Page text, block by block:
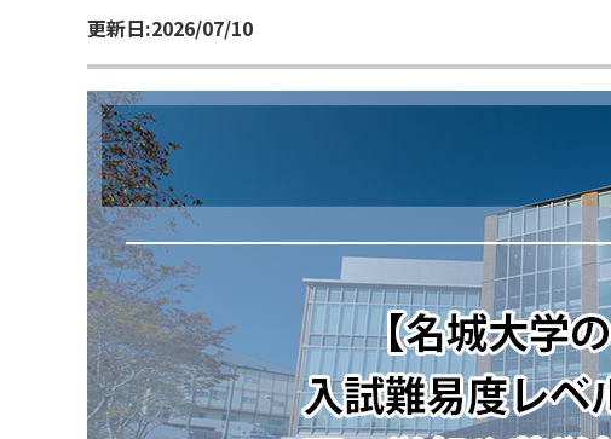
更新日:2026/07/10